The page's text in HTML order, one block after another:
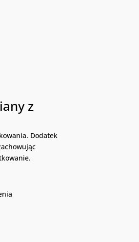
z
Dodatek